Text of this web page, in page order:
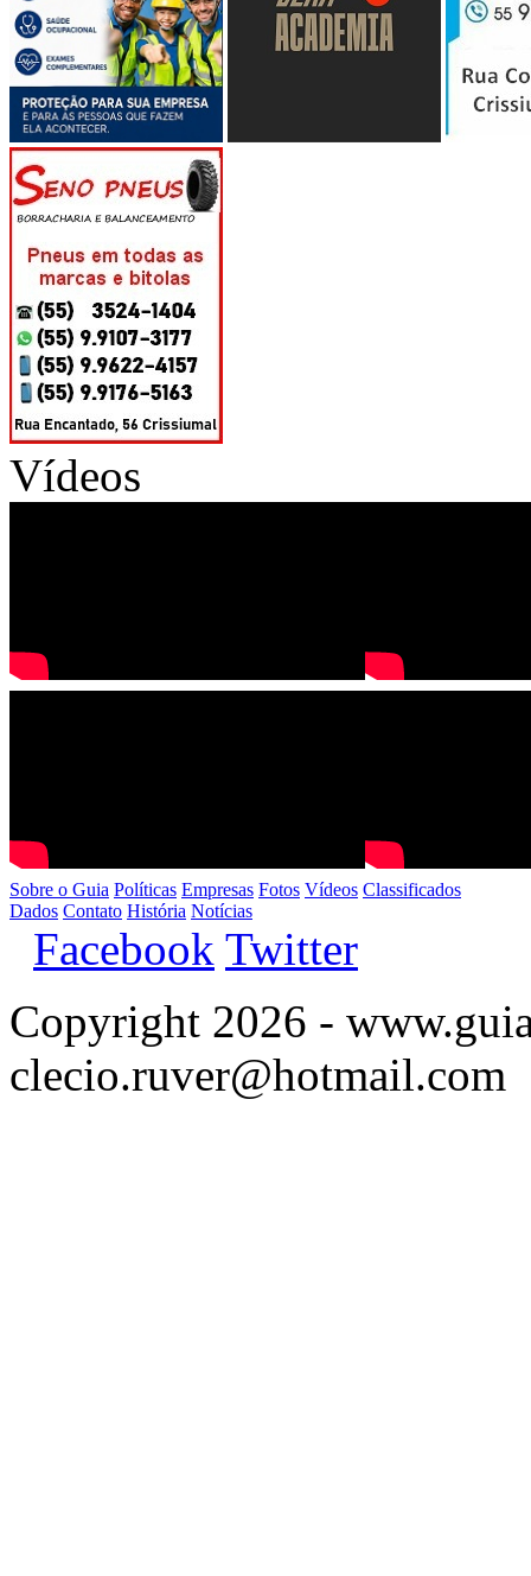
Vídeos
Sobre o Guia Políticas Empresas Fotos Vídeos Classificados
Dados Contato História Notícias
Facebook Twitter
Copyright 2026 -
clecio.ruver@hotmail.com